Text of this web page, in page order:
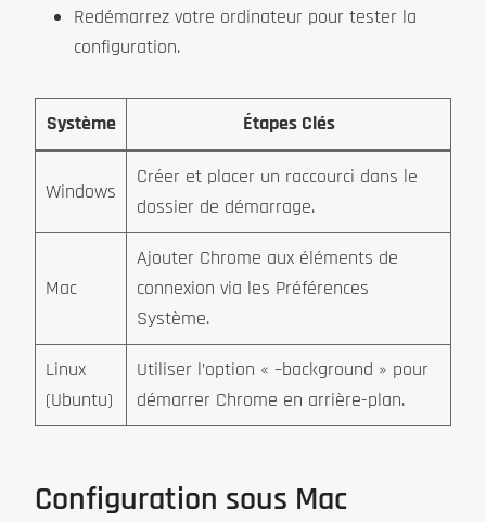
Redémarrez votre ordinateur pour tester la
configuration.
Système Étapes Clés
Windows
Créer et placer un raccourci dans le
dossier de démarrage.
Mac
Ajouter Chrome aux éléments de
connexion via les Préférences
Système.
Linux
(Ubuntu)
Utiliser l’option « –background » pour
démarrer Chrome en arrière-plan.
Configuration sous Mac